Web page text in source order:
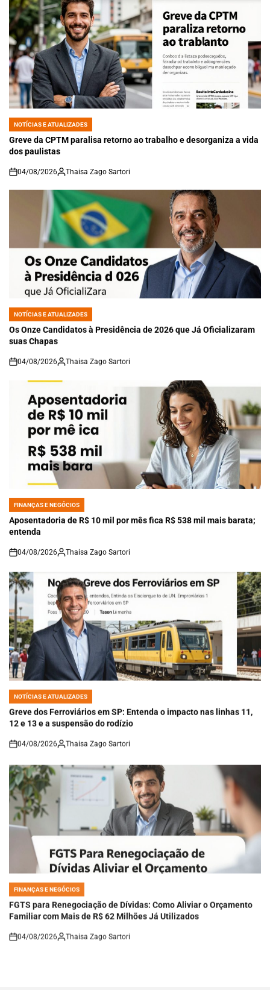
POSTED
IN
NOTÍCIAS E ATUALIZADES
Greve da CPTM paralisa retorno ao trabalho e desorganiza a vida
dos paulistas
on
04/08/2026 Thaisa Zago Sartori
POSTED
IN
NOTÍCIAS E ATUALIZADES
Os Onze Candidatos à Presidência de 2026 que Já Oficializaram
suas Chapas
on
04/08/2026 Thaisa Zago Sartori
POSTED
IN
FINANÇAS E NEGÓCIOS
Aposentadoria de R$ 10 mil por mês fica R$ 538 mil mais barata;
entenda
on
04/08/2026 Thaisa Zago Sartori
POSTED
IN
NOTÍCIAS E ATUALIZADES
Greve dos Ferroviários em SP: Entenda o impacto nas linhas 11,
12 e 13 e a suspensão do rodízio
on
04/08/2026 Thaisa Zago Sartori
POSTED
IN
FINANÇAS E NEGÓCIOS
FGTS para Renegociação de Dívidas: Como Aliviar o Orçamento
Familiar com Mais de R$ 62 Milhões Já Utilizados
on